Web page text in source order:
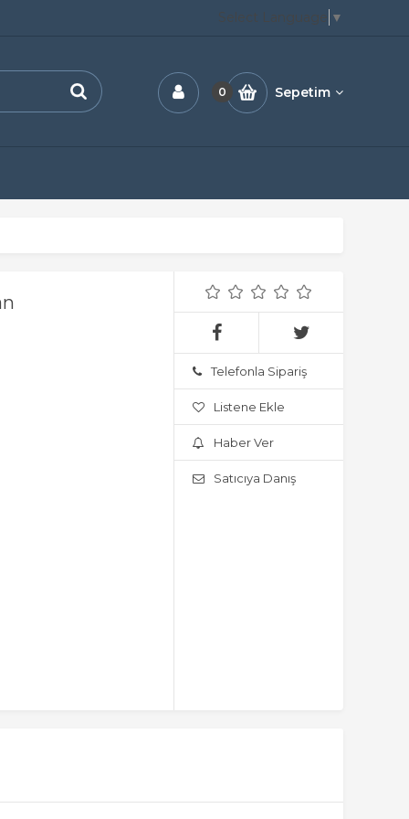
Select Language ▼
0 Sepetim
Telefonla Sipariş
Listene Ekle
Haber Ver
Satıcıya Danış